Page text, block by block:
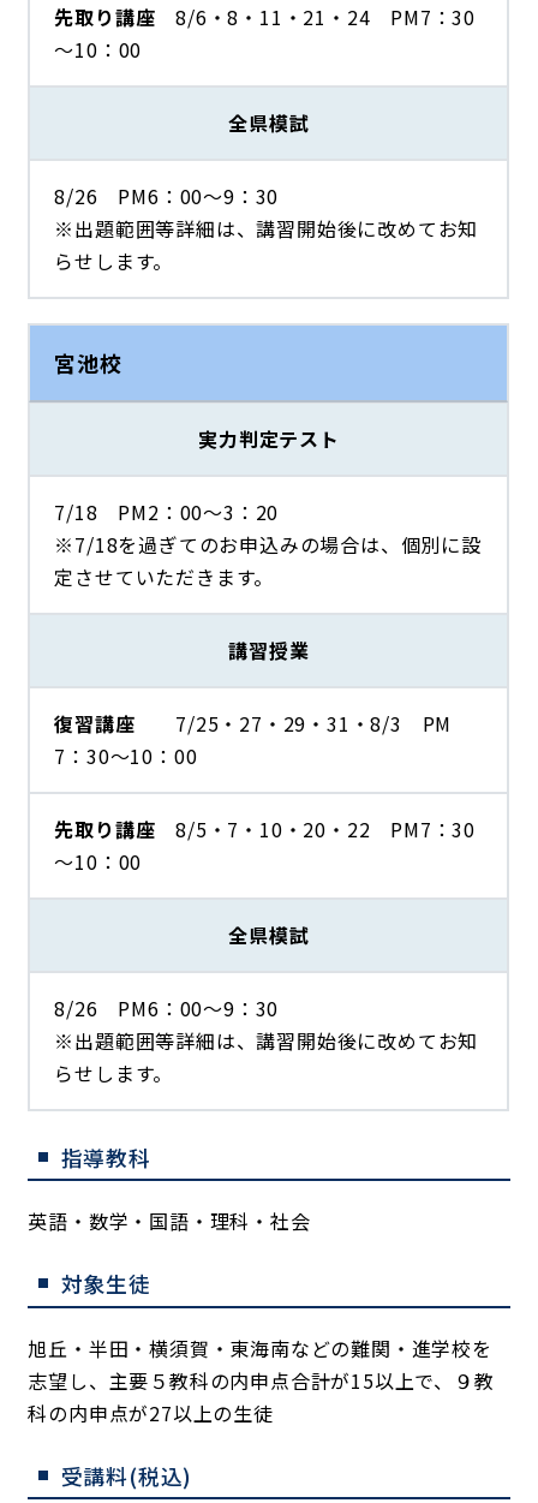
先取り講座8/6・8・11・21・24 PM7：30
～10：00
全県模試
8/26 PM6：00～9：30
※出題範囲等詳細は、講習開始後に改めてお知
らせします。
宮池校
実力判定テスト
7/18 PM2：00～3：20
※7/18を過ぎてのお申込みの場合は、個別に設
定させていただきます。
講習授業
復習講座 7/25・27・29・31・8/3 PM
7：30～10：00
先取り講座8/5・7・10・20・22 PM7：30
～10：00
全県模試
8/26 PM6：00～9：30
※出題範囲等詳細は、講習開始後に改めてお知
らせします。
指導教科
英語・数学・国語・理科・社会
対象生徒
旭丘・半田・横須賀・東海南などの難関・進学校を
志望し、主要５教科の内申点合計が15以上で、９教
科の内申点が27以上の生徒
受講料(税込)